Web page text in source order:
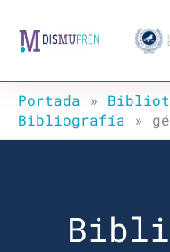
Portada »
Bibliografía »